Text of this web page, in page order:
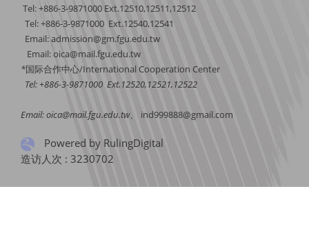
Tel: +886-3-9871000 Ext.12510,12511,12512
Tel: +886-3-9871000 Ext.12540,12541
Email: admission@gm.fgu.edu.tw
Email:oica@mail.fgu.edu.tw
*国际合作中心/International Cooperation Center
Tel: +886-3-9871000 Ext.12520,12521,12522
Email:oica@mail.fgu.edu.tw、 ind999888@gmail.com
Powered by RulingDigital
造访人次 : 3230702